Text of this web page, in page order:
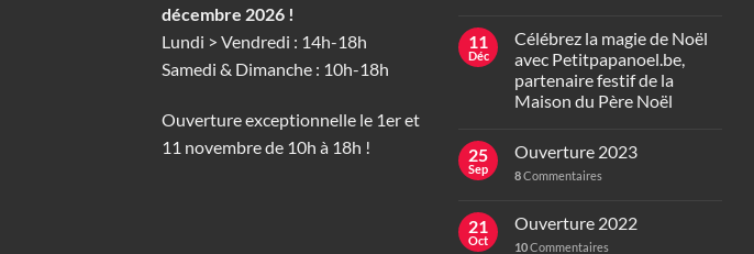
décembre 2026 !
Lundi > Vendredi : 14h-18h
Samedi & Dimanche : 10h-18h
Ouverture exceptionnelle le 1er et
11 novembre de 10h à 18h !
11
Déc
Célébrez la magie de Noël
avec Petitpapanoel.be,
partenaire festif de la
Maison du Père Noël
25
Sep
Ouverture 2023
8Commentaires
21
Oct
Ouverture 2022
10Commentaires